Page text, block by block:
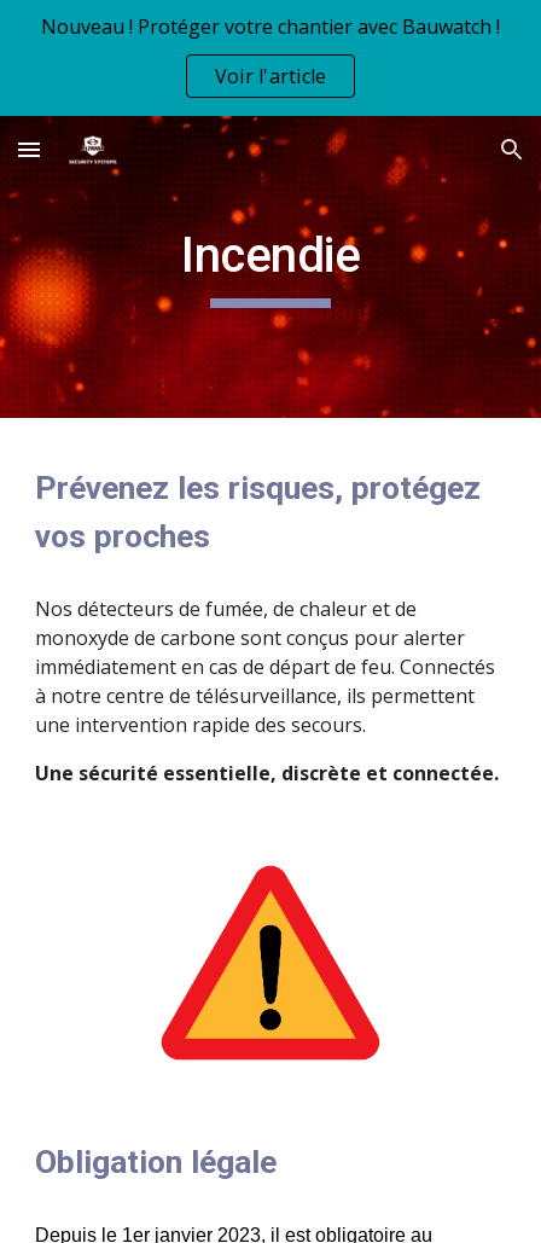
Skip to main content
Nouveau ! Protéger votre chantier avec Bauwatch !
Voir l'article
Incendie
Prévenez les risques, protégez
vos proches
Nos détecteurs de fumée, de chaleur et de
monoxyde de carbone sont conçus pour alerter
immédiatement en cas de départ de feu. Connectés
à notre centre de télésurveillance, ils permettent
une intervention rapide des secours.
Une sécurité essentielle, discrète et connectée.
Obligation légale
Depuis le 1er janvier 2023, il est obligatoire au